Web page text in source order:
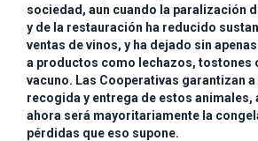
sociedad, aun cuando la paralización
y de la restauración ha reducido
ventas de vinos, y ha dejado sin
a productos como lechazos, tostones
vacuno. Las Cooperativas garantizan
recogida y entrega de estos animales,
ahora será mayoritariamente la
pérdidas que eso supone.